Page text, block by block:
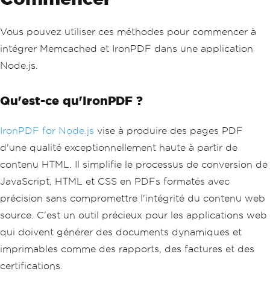
Vous pouvez utiliser ces méthodes pour commencer à
intégrer Memcached et IronPDF dans une application
Node.js.
Qu'est-ce qu'IronPDF ?
IronPDF for Node.js vise à produire des pages PDF
d'une qualité exceptionnellement haute à partir de
contenu HTML. Il simplifie le processus de conversion de
JavaScript, HTML et CSS en PDFs formatés avec
précision sans compromettre l'intégrité du contenu web
source. C'est un outil précieux pour les applications web
qui doivent générer des documents dynamiques et
imprimables comme des rapports, des factures et des
certifications.